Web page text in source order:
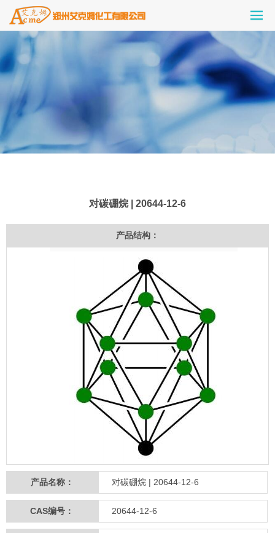
对碳硼烷 | 20644-12-6
产品结构：
产品名称： 对碳硼烷 | 20644-12-6
CAS编号： 20644-12-6